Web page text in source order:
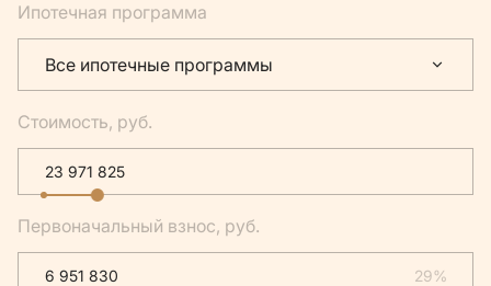
Ипотечная программа
Все ипотечные программы
Стоимость, руб.
Первоначальный взнос, руб.
29%